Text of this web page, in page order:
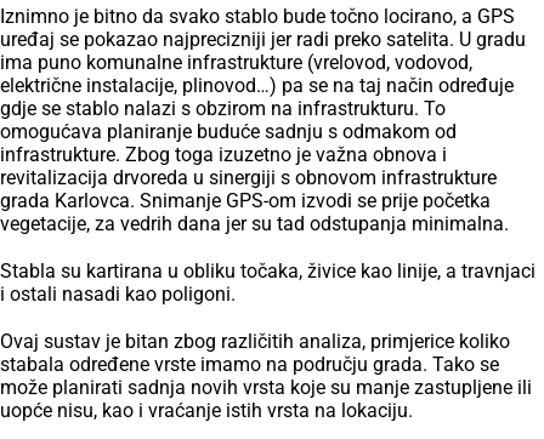
Iznimno je bitno da svako stablo bude točno locirano, a GPS
uređaj se pokazao najprecizniji jer radi preko satelita. U gradu
ima puno komunalne infrastrukture (vrelovod, vodovod,
električne instalacije, plinovod…) pa se na taj način određuje
gdje se stablo nalazi s obzirom na infrastrukturu. To
omogućava planiranje buduće sadnju s odmakom od
infrastrukture. Zbog toga izuzetno je važna obnova i
revitalizacija drvoreda u sinergiji s obnovom infrastrukture
grada Karlovca. Snimanje GPS-om izvodi se prije početka
vegetacije, za vedrih dana jer su tad odstupanja minimalna.
Stabla su kartirana u obliku točaka, živice kao linije, a travnjaci
i ostali nasadi kao poligoni.
Ovaj sustav je bitan zbog različitih analiza, primjerice koliko
stabala određene vrste imamo na području grada. Tako se
može planirati sadnja novih vrsta koje su manje zastupljene ili
uopće nisu, kao i vraćanje istih vrsta na lokaciju.